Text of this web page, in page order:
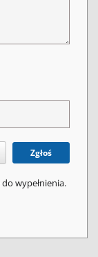
Zgłoś
wypełnienia.